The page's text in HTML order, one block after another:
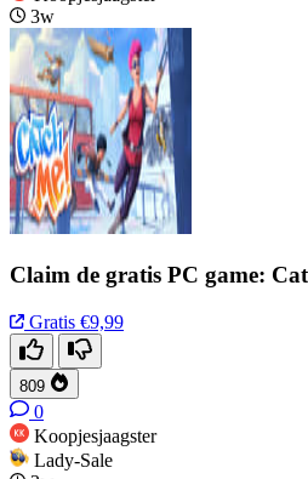
3w
Claim de gratis PC game:
Gratis €9,99
809
0
Koopjesjaagster
Lady-Sale